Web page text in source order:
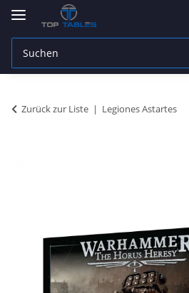
Zurück zur Liste Legiones Astartes